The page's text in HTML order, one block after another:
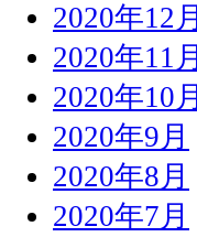
2020年12月
2020年11月
2020年10月
2020年9月
2020年8月
2020年7月